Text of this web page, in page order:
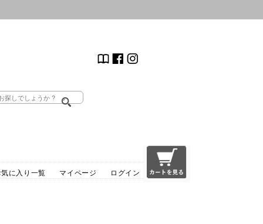
に入り一覧 マイページ ログイン